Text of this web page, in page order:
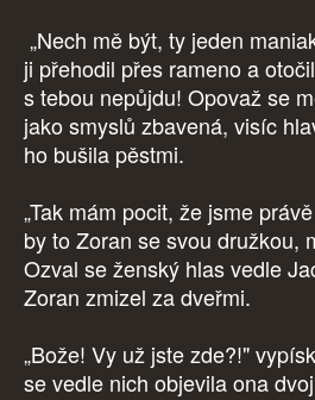
„Nech mě být, ty jeden
ji přehodil přes rameno a
s tebou nepůjdu! Opovaž se
jako smyslů zbavená, visíc
ho bušila pěstmi.
„Tak mám pocit, že jsme
by to Zoran se svou družkou,
Ozval se ženský hlas vedle
Zoran zmizel za dveřmi.
„Bože! Vy už jste zde?!"
se vedle nich objevila ona